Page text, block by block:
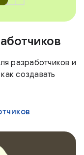
разработчиков и
создавать